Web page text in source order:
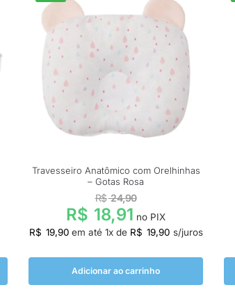
Travesseiro Anatômico com Orelhinhas
– Gotas Rosa
R$24,90
R$ 18,91 no PIX
R$ 19,90 em até 1x de R$ 19,90 s/juros
Adicionar ao carrinho